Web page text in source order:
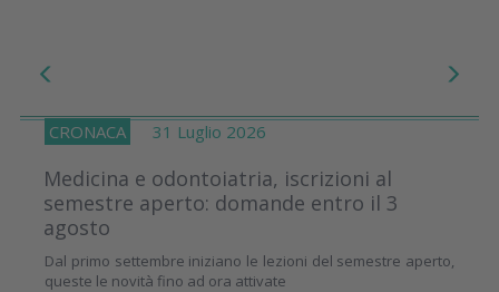
CRONACA 31 Luglio 2026
Medicina e odontoiatria, iscrizioni al
semestre aperto: domande entro il 3
agosto
Dal primo settembre iniziano le lezioni del semestre aperto,
queste le novità fino ad ora attivate